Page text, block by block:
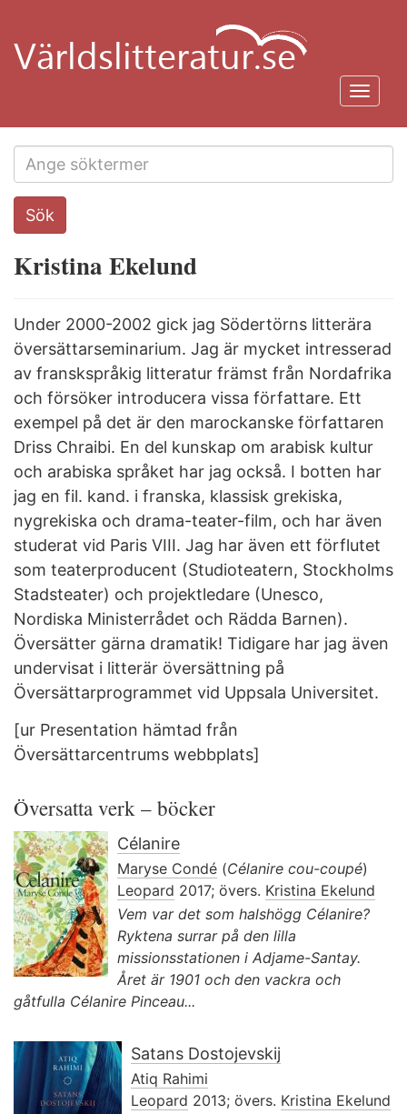
huvudinnehåll
Search
this
Sök
Kristina Ekelund
Under 2000-2002 gick jag Södertörns litterära
översättarseminarium. Jag är mycket intresserad
av franskspråkig litteratur främst från Nordafrika
och försöker introducera vissa författare. Ett
exempel på det är den marockanske författaren
Driss Chraibi. En del kunskap om arabisk kultur
och arabiska språket har jag också. I botten har
jag en fil. kand. i franska, klassisk grekiska,
nygrekiska och drama-teater-film, och har även
studerat vid Paris VIII. Jag har även ett förflutet
som teaterproducent (Studioteatern, Stockholms
Stadsteater) och projektledare (Unesco,
Nordiska Ministerrådet och Rädda Barnen).
Översätter gärna dramatik! Tidigare har jag även
undervisat i litterär översättning på
Översättarprogrammet vid Uppsala Universitet.
[ur Presentation hämtad från
Översättarcentrums webbplats]
Översatta verk – böcker
Célanire
Maryse Condé (Célanire cou-coupé)
Leopard 2017; övers. Kristina Ekelund
Vem var det som halshögg Célanire?
Ryktena surrar på den lilla
missionsstationen i Adjame-Santay.
Året är 1901 och den vackra och
gåtfulla Célanire Pinceau...
Satans Dostojevskij
Atiq Rahimi
Leopard 2013; övers. Kristina Ekelund